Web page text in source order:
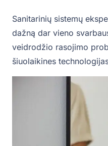
Sanitarinių sistemų
dažną dar vieno
veidrodžio rasojimo
šiuolaikines